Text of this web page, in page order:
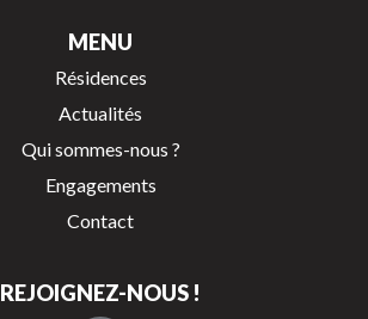
MENU
Résidences
Actualités
Qui sommes-nous ?
Engagements
Contact
REJOIGNEZ-NOUS !